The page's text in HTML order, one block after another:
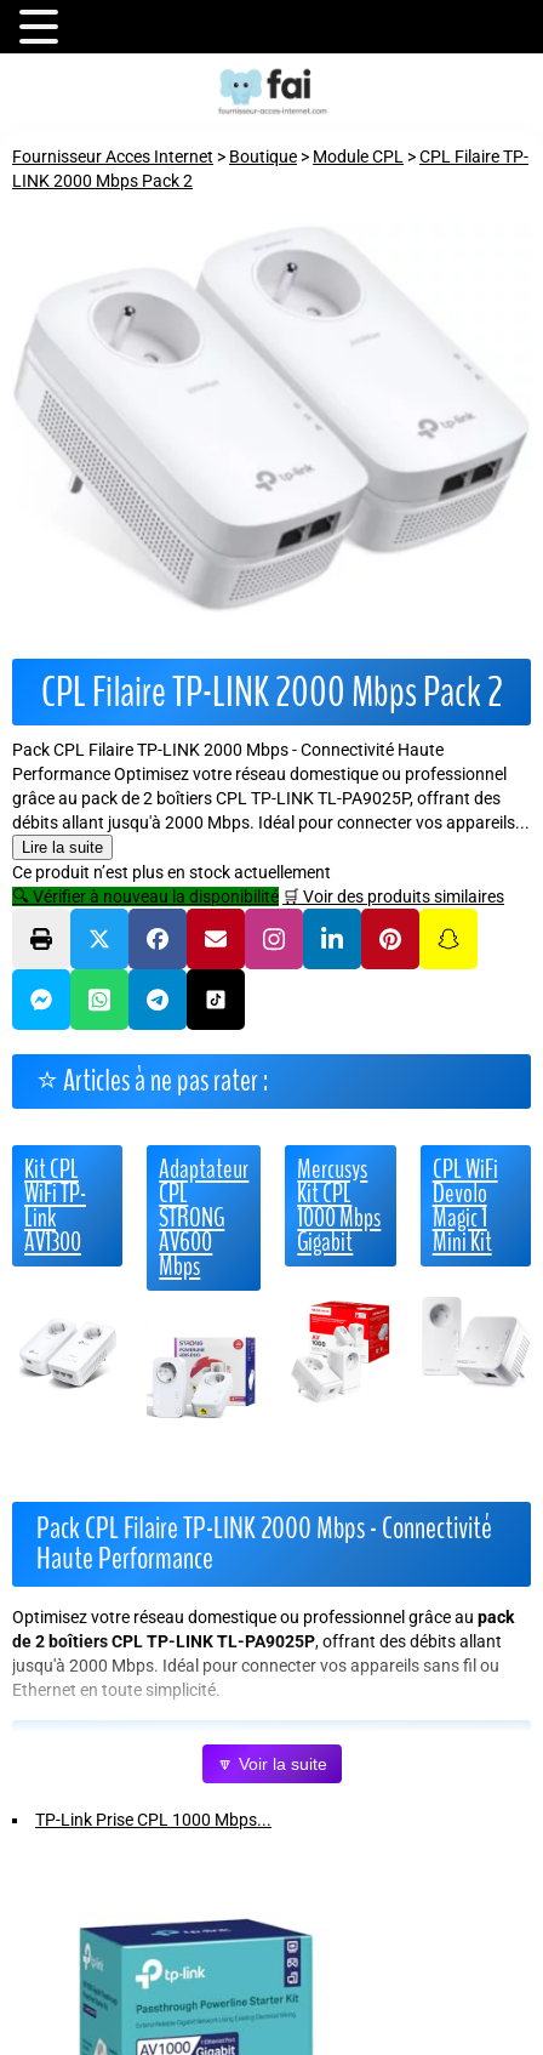
Fournisseur Acces Internet > Boutique > Module CPL >CPL Filaire TP-
LINK 2000 Mbps Pack 2
CPL Filaire TP-LINK 2000 Mbps Pack 2
Pack CPL Filaire TP-LINK 2000 Mbps - Connectivité Haute
Performance Optimisez votre réseau domestique ou professionnel
grâce au pack de 2 boîtiers CPL TP-LINK TL-PA9025P, offrant des
débits allant jusqu'à 2000 Mbps. Idéal pour connecter vos appareils...
Lire la suite
Ce produit n’est plus en stock actuellement
🔍 Vérifier à nouveau la disponibilité 🛒 Voir des produits similaires
⭐ Articles à ne pas rater :
Kit CPL
WiFi TP-
Link
AV1300
Adaptateur
CPL
STRONG
AV600
Mbps
Mercusys
Kit CPL
1000 Mbps
Gigabit
CPL WiFi
Devolo
Magic 1
Mini Kit
Pack CPL Filaire TP-LINK 2000 Mbps - Connectivité
Haute Performance
Optimisez votre réseau domestique ou professionnel grâce au pack
de 2 boîtiers CPL TP-LINK TL-PA9025P, offrant des débits allant
jusqu'à 2000 Mbps. Idéal pour connecter vos appareils sans fil ou
Ethernet en toute simplicité.
un gaming fluides
sans travaux supplémentaires
Design compactqui s'intègre facilement à votre intérieur
Stabilité garantiepour éviter les coupures et pertes de signal
Pourquoi choisir ce pack CPL TP-LINK ?
🔽 Voir la suite
TP-Link Prise CPL 1000 Mbps...